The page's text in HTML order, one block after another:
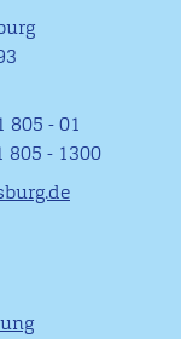
805 - 01
805 - 1300